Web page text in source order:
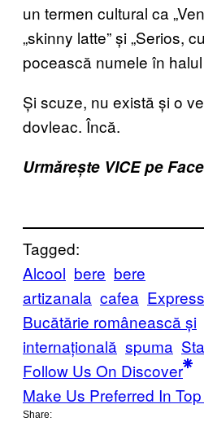
un termen cultural ca
„skinny latte” și „Serios,
pocească numele în
Și scuze, nu există și o
dovleac. Încă.
Urmărește VICE pe
Tagged:
Alcool bere bere
artizanala cafea
Bucătărie românească și
internațională spuma
Follow Us On Discover
Make Us Preferred In
Share: